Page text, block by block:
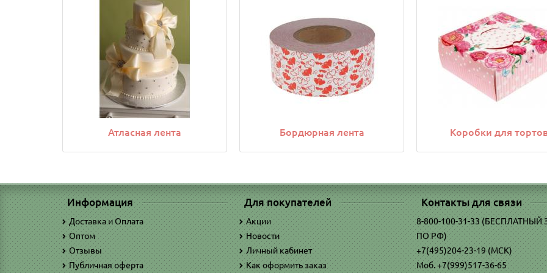
Атласная лента Бордюрная лента Коробки для
Информация
Доставка и Оплата
Оптом
Отзывы
Публичная оферта
Для покупателей
Акции
Новости
Личный кабинет
Как оформить заказ
Контакты для связи
8-800-100-31-33
ПО РФ)
+7(495)204-23-19 (МСК)
Моб. +7(999)517-36-65